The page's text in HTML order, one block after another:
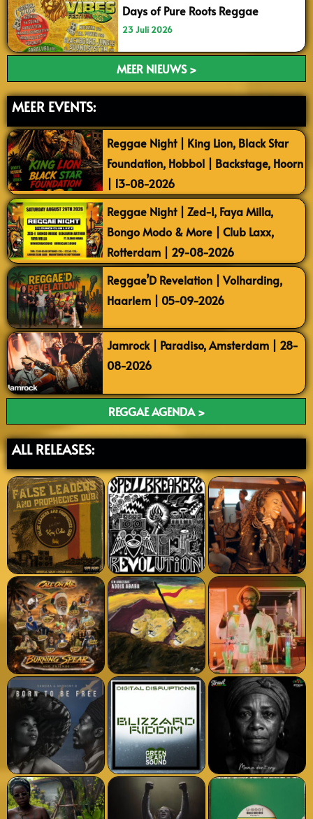
Days of Pure Roots Reggae
23 Juli 2026
MEER NIEUWS >
MEER EVENTS:
Reggae Night | King Lion, Black Star
Foundation, Hobbol | Backstage, Hoorn
| 13-08-2026
Reggae Night | Zed-I, Faya Milla,
Bongo Modo & More | Club Laxx,
Rotterdam | 29-08-2026
Reggae’D Revelation | Volharding,
Haarlem | 05-09-2026
Jamrock | Paradiso, Amsterdam | 28-
08-2026
REGGAE AGENDA >
ALL RELEASES: